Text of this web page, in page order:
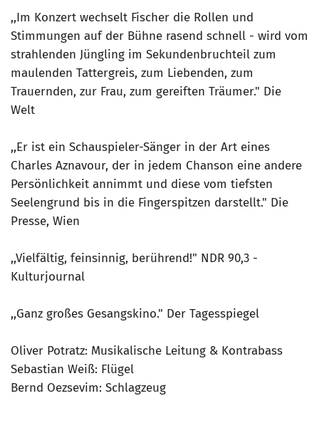
,,Im Konzert wechselt Fischer die Rollen und
Stimmungen auf der Bühne rasend schnell - wird vom
strahlenden Jüngling im Sekundenbruchteil zum
maulenden Tattergreis, zum Liebenden, zum
Trauernden, zur Frau, zum gereiften Träumer." Die
Welt
,,Er ist ein Schauspieler-Sänger in der Art eines
Charles Aznavour, der in jedem Chanson eine andere
Persönlichkeit annimmt und diese vom tiefsten
Seelengrund bis in die Fingerspitzen darstellt." Die
Presse, Wien
,,Vielfältig, feinsinnig, berührend!" NDR 90,3 -
Kulturjournal
,,Ganz großes Gesangskino." Der Tagesspiegel
Oliver Potratz: Musikalische Leitung & Kontrabass
Sebastian Weiß: Flügel
Bernd Oezsevim: Schlagzeug